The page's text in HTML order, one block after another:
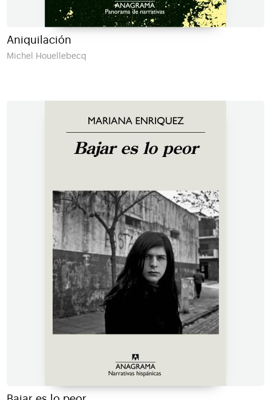
Aniquilación
Michel Houellebecq